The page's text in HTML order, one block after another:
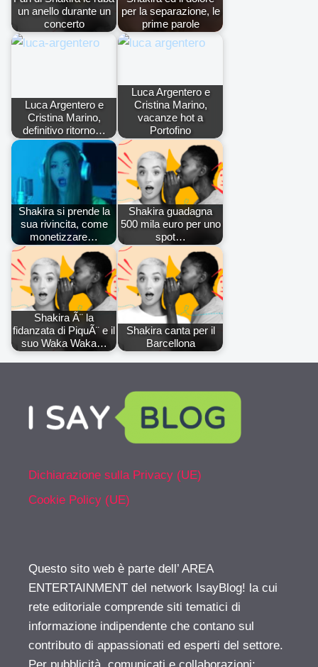
un anello durante un
concerto
per la separazione, le
prime parole
Luca Argentero e
Cristina Marino,
definitivo ritorno…
Luca Argentero e
Cristina Marino,
vacanze hot a
Portofino
Shakira si prende la
sua rivincita, come
monetizzare…
Shakira guadagna
500 mila euro per uno
spot…
Shakira Ã¨ la
fidanzata di PiquÃ¨ e il
suo Waka Waka…
Shakira canta per il
Barcellona
Dichiarazione sulla Privacy (UE)
Cookie Policy (UE)
Questo sito web è parte dell’ AREA
ENTERTAINMENT del network IsayBlog! la cui
rete editoriale comprende siti tematici di
informazione indipendente che contano sul
contributo di appassionati ed esperti del settore.